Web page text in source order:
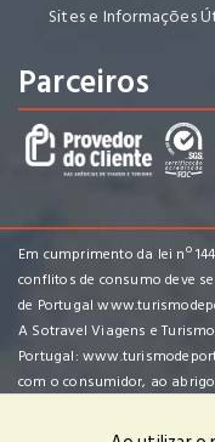
Sites e Informações
Parceiros
Em cumprimento da lei nº
conflitos de consumo deve
de Portugal
A Sotravel Viagens e
Portugal:
com o consumidor, ao abrigo